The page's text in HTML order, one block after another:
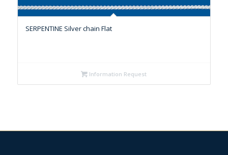
SERPENTINE Silver chain Flat
Information Request